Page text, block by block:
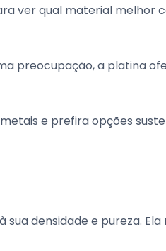
ver qual material melhor
preocupação, a platina
e prefira opções
densidade e pureza.